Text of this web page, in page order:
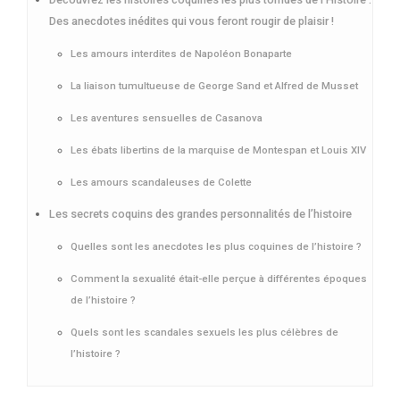
Des anecdotes inédites qui vous feront rougir de plaisir !
Les amours interdites de Napoléon Bonaparte
La liaison tumultueuse de George Sand et Alfred de Musset
Les aventures sensuelles de Casanova
Les ébats libertins de la marquise de Montespan et Louis XIV
Les amours scandaleuses de Colette
Les secrets coquins des grandes personnalités de l’histoire
Quelles sont les anecdotes les plus coquines de l’histoire ?
Comment la sexualité était-elle perçue à différentes époques
de l’histoire ?
Quels sont les scandales sexuels les plus célèbres de
l’histoire ?